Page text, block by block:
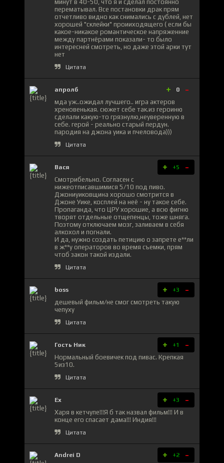
минут в 40-50, что я и сделал постоянно
перематывал. Все постановки драк прям
отчетливо видно как снимались с дублей, нет
хорошей "склейки" проииходящего ( если бы
какое-никакое романтическое напряженние
между партнёрами показали- то было
интересней смотреть, но даже этой арки тут
нет
Цитата
апролб + 0 -
мда уж..ожидал лучшего.. игра актеров
хреновенькая. сюжет себе так.из героиню
сделали какую-то грязнулю,неуверенную в
себе. герой - реально старый пердун.
пародия на джона уика и пчеловода)))
Цитата
Вася + +5 -
Смотрибельно. Согласен с
нижеотписавшимися 5/10 под пиво.
Джониуиковщина хорошо смотрится в
Джоне Уике, косплей на неё - ну такое себе.
Пропаганда, что ЦРУ хорошие, а всю фигню
творят отдельные отщепенцы, тоже шняга.
Поэтому отключаем мозг, заливаем в себя
алкохол и погнали.
И да, нужно создать петицию о запрете е**ли
в ж**у операторов во время съемки, прям
чтоб закон такой издали.
Цитата
boss + +3 -
дешевый фильм/не смог смотреть такую
чепуху
Цитата
Гость Ник + +1 -
Нормальный боевичек под пивас. Крепкая
5из10.
Цитата
Ex + +3 -
Харя в кетчупе!!!Я б так назвал фильм!!! И в
конце его спасает дама!!! Индия!!!
Цитата
Andrei D + +2 -